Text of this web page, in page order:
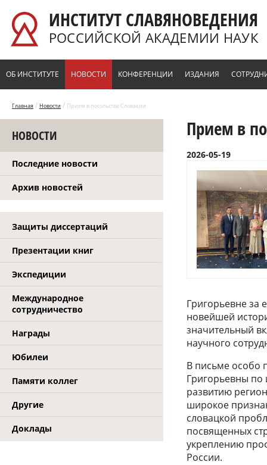
ИНСТИТУТ СЛАВЯНОВЕДЕНИЯ
РОССИЙСКОЙ АКАДЕМИИ НАУК
ОБ ИНСТИТУТЕ НОВОСТИ КОНФЕРЕНЦИИ ИЗДАНИЯ
Главная / Новости / Прием в посольстве Словакии
НОВОСТИ
Последние новости
Архив новостей
Защиты диссертаций
Презентации книг
Экспедиции
Международное
сотрудничество
Награды
Юбилеи
Памяти коллег
Другие
Доклады
Прием в
2026-05-19
Григорьевне за
новейшей
значительный
научного
В письме особо
Григорьевны по
развитию
широкое
словацкой
посвященных
укреплению
России.